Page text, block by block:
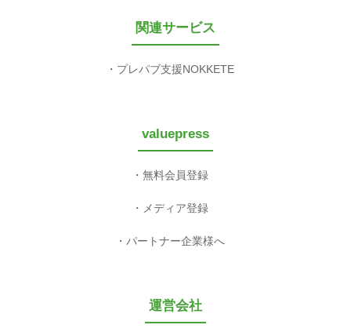
関連サービス
プレパブ支援NOKKETE
valuepress
無料会員登録
メディア登録
パートナー企業様へ
運営会社